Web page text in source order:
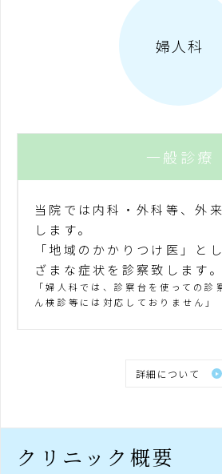
婦人科
一般診療
当院では内科・外科等、外
します。
「地域のかかりつけ医」と
ざまな症状を診察致します。
「婦人科では、診察台を使っての診
ん検診等には対応しておりません」
詳細について
クリニック概要